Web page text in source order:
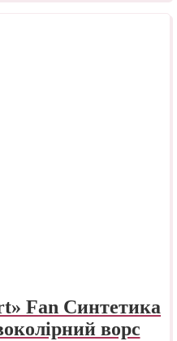
Fan Синтетика
ворс